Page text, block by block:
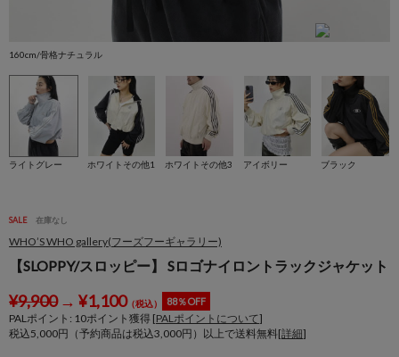
160cm/骨格ナチュラル
ライトグレー ホワイトその他1 ホワイトその他3 アイボリー ブラック
SALE 在庫なし
WHO’S WHO gallery(フーズフーギャラリー)
【SLOPPY/スロッピー】 Sロゴナイロントラックジャケット
¥9,900→ ¥1,100（税込） 88％OFF
PALポイント: 10ポイント獲得 [PALポイントについて]
税込5,000円（予約商品は税込3,000円）以上で送料無料[詳細]